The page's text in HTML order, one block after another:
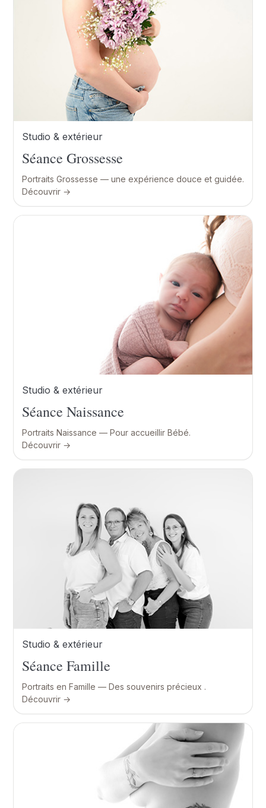
Studio & extérieur
Séance Grossesse
Portraits Grossesse — une expérience douce et guidée.
Découvrir →
Studio & extérieur
Séance Naissance
Portraits Naissance — Pour accueillir Bébé.
Découvrir →
Studio & extérieur
Séance Famille
Portraits en Famille — Des souvenirs précieux .
Découvrir →